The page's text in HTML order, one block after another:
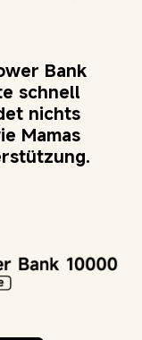
Bank
schnell
nichts
Mamas